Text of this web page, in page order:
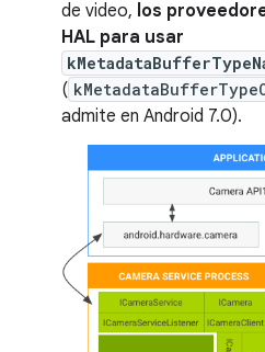
de video, los
HAL para usar
(
admite en Android 7.0).